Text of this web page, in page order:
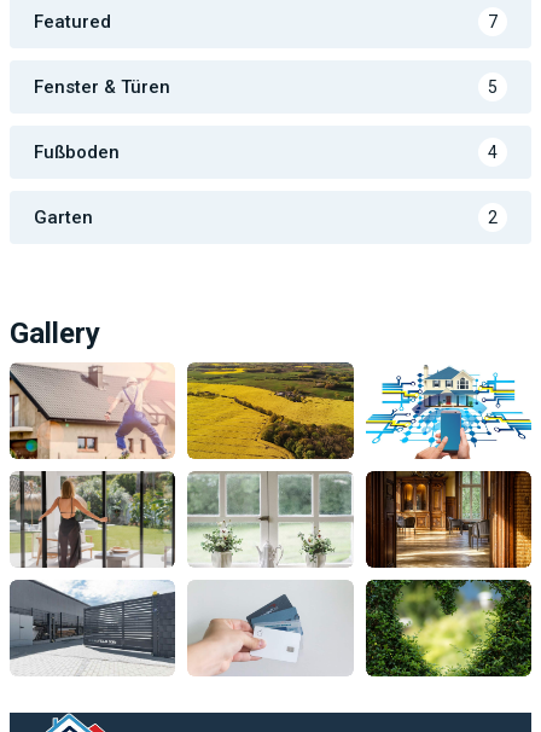
Featured 7
Fenster & Türen 5
Fußboden 4
Garten 2
Gallery